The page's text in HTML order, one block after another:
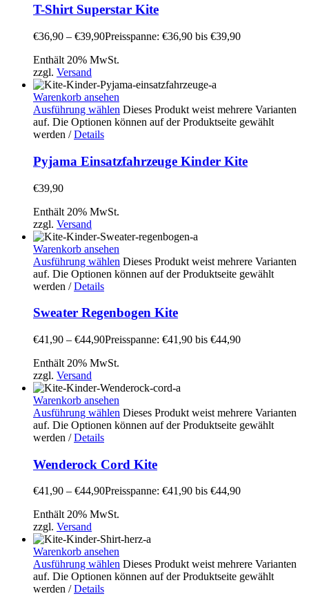
T-Shirt Superstar Kite
€36,90 – €39,90Preisspanne: €36,90 bis €39,90
Enthält 20% MwSt.
zzgl. Versand
Warenkorb ansehen
Ausführung wählen Dieses Produkt weist mehrere Varianten
auf. Die Optionen können auf der Produktseite gewählt
werden / Details
Pyjama Einsatzfahrzeuge Kinder Kite
€39,90
Enthält 20% MwSt.
zzgl. Versand
Warenkorb ansehen
Ausführung wählen Dieses Produkt weist mehrere Varianten
auf. Die Optionen können auf der Produktseite gewählt
werden / Details
Sweater Regenbogen Kite
€41,90 – €44,90Preisspanne: €41,90 bis €44,90
Enthält 20% MwSt.
zzgl. Versand
Warenkorb ansehen
Ausführung wählen Dieses Produkt weist mehrere Varianten
auf. Die Optionen können auf der Produktseite gewählt
werden / Details
Wenderock Cord Kite
€41,90 – €44,90Preisspanne: €41,90 bis €44,90
Enthält 20% MwSt.
zzgl. Versand
Warenkorb ansehen
Ausführung wählen Dieses Produkt weist mehrere Varianten
auf. Die Optionen können auf der Produktseite gewählt
werden / Details